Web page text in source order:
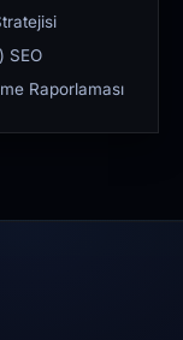
SEO
Raporlaması